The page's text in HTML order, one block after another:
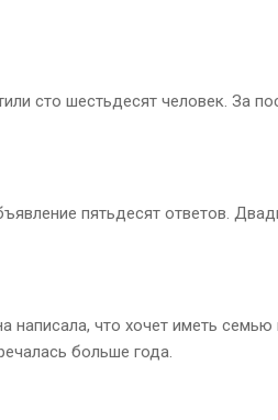
сто шестьдесят человек. За
пятьдесят ответов.
что хочет иметь
больше года.